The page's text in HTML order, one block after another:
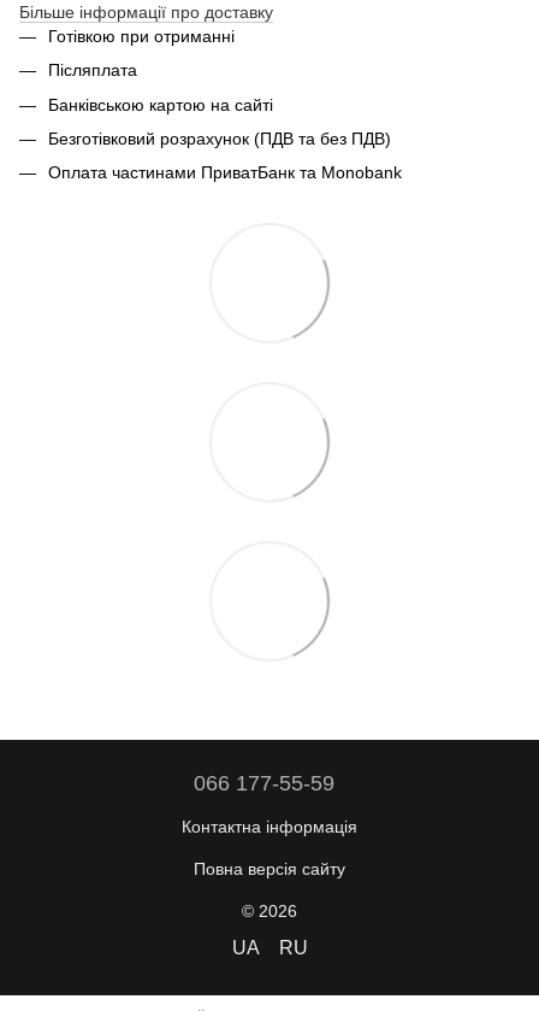
Більше інформації про доставку
Готівкою при отриманні
Післяплата
Банківською картою на сайті
Безготівковий розрахунок (ПДВ та без ПДВ)
Оплата частинами ПриватБанк та Monobank
066 177-55-59
Контактна інформація
Повна версія сайту
© 2026
UA RU